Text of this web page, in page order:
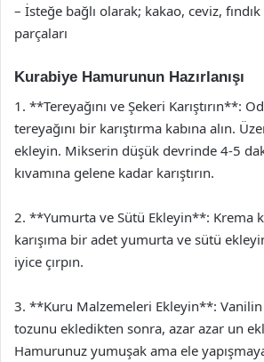
– İsteğe bağlı olarak; kakao, ceviz,
parçaları
Kurabiye Hamurunun Hazırlanışı
1. **Tereyağını ve Şekeri Karıştırın**:
tereyağını bir karıştırma kabına alın.
ekleyin. Mikserin düşük devrinde 4-5
kıvamına gelene kadar karıştırın.
2. **Yumurta ve Sütü Ekleyin**: Krema
karışıma bir adet yumurta ve sütü
iyice çırpın.
3. **Kuru Malzemeleri Ekleyin**:
tozunu ekledikten sonra, azar azar un
Hamurunuz yumuşak ama ele